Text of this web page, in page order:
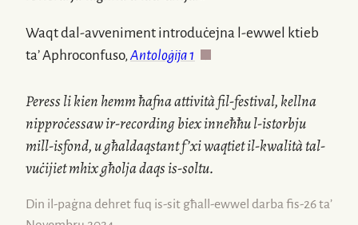
Waqtdal-avveniment introduċejna l-ewwel
ktieb
ta’ Aphroconfuso,Antoloġija1 .
Peress li kien hemm ħafna attivitàfil-festival, kellna
nipproċessawir-recordingbiex inneħħul-istorbju
mill-isfond, u għaldaqstant f’xi waqtietil-kwalitàtal-
vuċijiet mhix għolja daqsis-soltu.
Din il-paġnadehret fuq is-sit għall-ewwel darbafis-26ta’